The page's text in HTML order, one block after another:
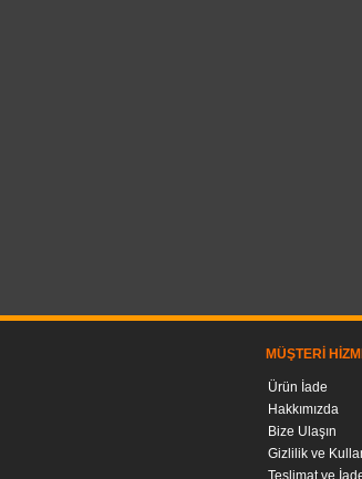
MÜŞTERI
Ürün İade
Hakkımızda
Bize Ulaşın
Gizlilik ve
Teslimat ve